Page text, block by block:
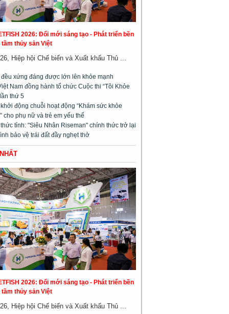
2026: Đổi mới sáng tạo - Phát triển bền
thủy sản Việt
Hiệp hội Chế biến và Xuất khẩu Thủ ...
đều xứng đáng được lớn lên khỏe mạnh
Nam đồng hành tổ chức Cuộc thi “Tôi Khỏe
thứ 5
động chuỗi hoạt động “Khám sức khỏe
cho phụ nữ và trẻ em yếu thế
tỉnh: "Siêu Nhân Riseman" chính thức trở lại
bảo vệ trái đất đầy nghẹt thở
2026: Đổi mới sáng tạo - Phát triển bền
thủy sản Việt
Hiệp hội Chế biến và Xuất khẩu Thủ ...